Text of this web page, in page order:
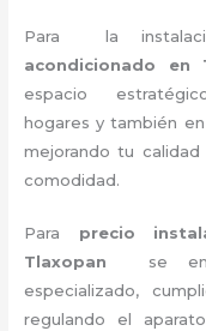
Para la
acondicionado en
espacio
hogares y también
mejorando tu
comodidad.
Para precio
Tlaxopan
se
especializado,
regulando el